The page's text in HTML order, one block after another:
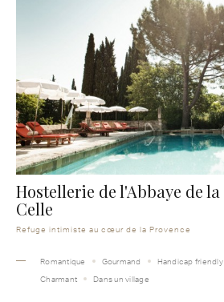
Hostellerie de l'Abbaye de la
Celle
Refuge intimiste au cœur de la Provence
Romantique Gourmand Handicap friendly
Charmant
Dans un village